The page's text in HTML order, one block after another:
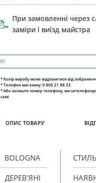
При замовленні через
заміри і виїзд майстра
* Колір виробу може відрізнятися від
* Телефон магазину: 0 800 21 88 33
* Або залиште номер телефону, ми
самі
ОПИС ТОВАРУ
BOLOGNA
ДЕРЕВ'ЯНІ
СТИЛЬ